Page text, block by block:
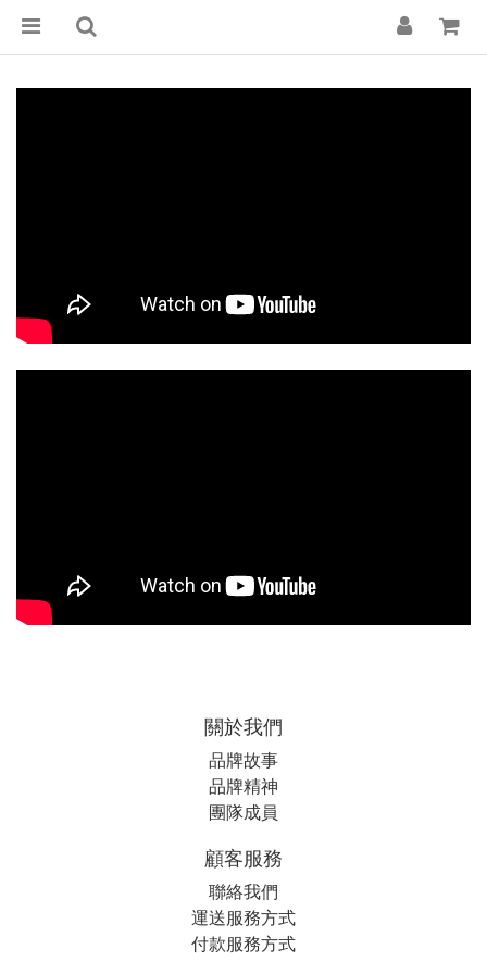
關於我們
品牌故事
品牌精神
團隊成員
顧客服務
聯絡我們
運送服務方式
付款服務方式